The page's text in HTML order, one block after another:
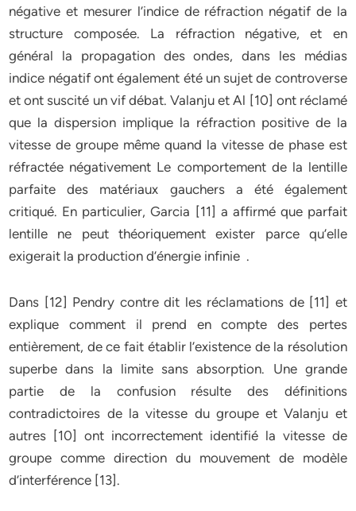
négative et mesurer l’indice de réfraction négatif de la
structure composée. La réfraction négative, et en
général la propagation des ondes, dans les médias
indice négatif ont également été un sujet de controverse
et ont suscité un vif débat. Valanju et Al [10] ont réclamé
que la dispersion implique la réfraction positive de la
vitesse de groupe même quand la vitesse de phase est
réfractée négativement Le comportement de la lentille
parfaite des matériaux gauchers a été également
critiqué. En particulier, Garcia [11] a affirmé que parfait
lentille ne peut théoriquement exister parce qu’elle
exigerait la production d’énergie infinie .
Dans [12] Pendry contre dit les réclamations de [11] et
explique comment il prend en compte des pertes
entièrement, de ce fait établir l’existence de la résolution
superbe dans la limite sans absorption. Une grande
partie de la confusion résulte des définitions
contradictoires de la vitesse du groupe et Valanju et
autres [10] ont incorrectement identifié la vitesse de
groupe comme direction du mouvement de modèle
d’interférence [13].